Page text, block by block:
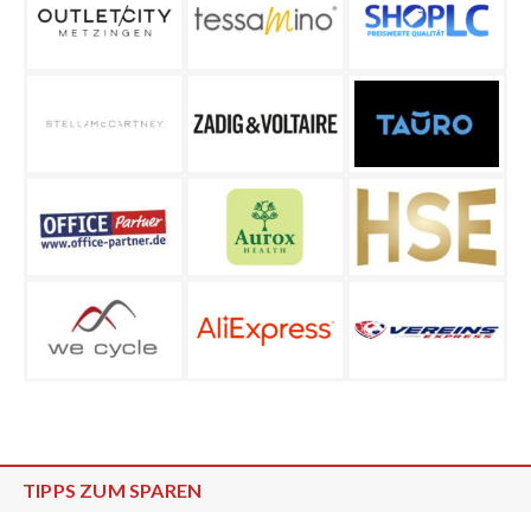
TIPPS ZUM SPAREN